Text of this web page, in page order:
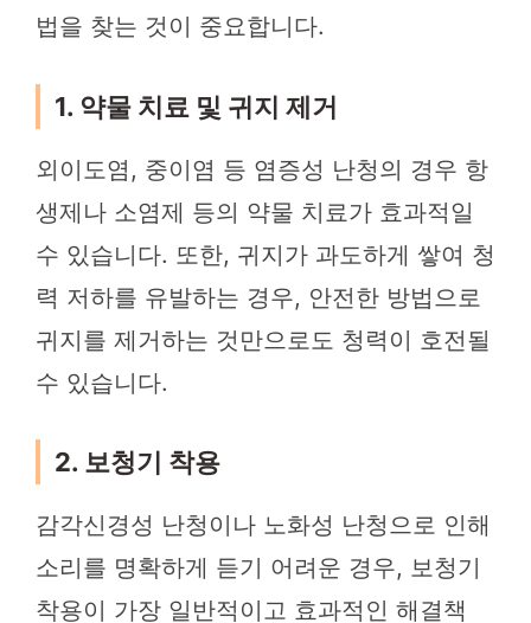
법을 찾는 것이 중요합니다.
1. 약물 치료 및 귀지 제거
외이도염, 중이염 등 염증성 난청의 경우 항
생제나 소염제 등의 약물 치료가 효과적일
수 있습니다. 또한, 귀지가 과도하게 쌓여 청
력 저하를 유발하는 경우, 안전한 방법으로
귀지를 제거하는 것만으로도 청력이 호전될
수 있습니다.
2. 보청기 착용
감각신경성 난청이나 노화성 난청으로 인해
소리를 명확하게 듣기 어려운 경우, 보청기
착용이 가장 일반적이고 효과적인 해결책